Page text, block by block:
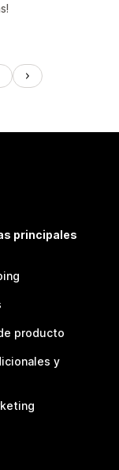
principales
producto
y